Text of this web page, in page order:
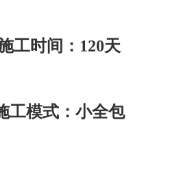
工时间：120天
工模式：小全包